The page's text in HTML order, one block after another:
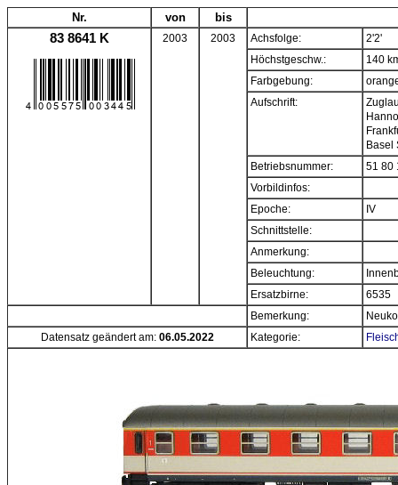
Nr. von bis
83 8641 K 2003 2003 Achsfolge:
2'2'
Höchstgeschw.:
140
Farbgebung:
Aufschrift:
Basel
Betriebsnummer:
51 80
Vorbildinfos:
Epoche:
IV
Schnittstelle:
Anmerkung:
Beleuchtung:
Ersatzbirne:
6535
Bemerkung:
Datensatz geändert am: 06.05.2022 Kategorie: